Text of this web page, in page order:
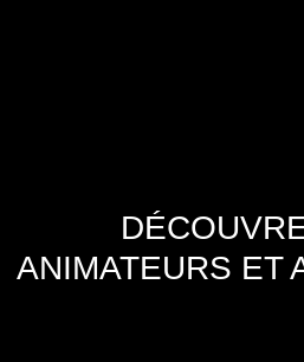
ANIMATEURS ET